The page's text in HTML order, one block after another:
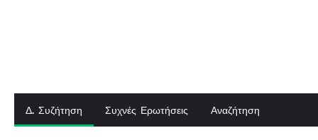
Δ. Συζήτηση Συχνές Ερωτήσεις Αναζήτηση